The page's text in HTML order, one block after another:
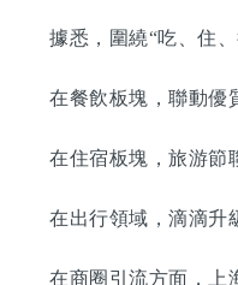
據悉，圍繞“吃、住、
在餐飲板塊，聯動優質
在住宿板塊，旅游節聯
在出行領域，滴滴升級
在商圈引流方面，上海